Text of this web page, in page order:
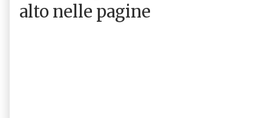
alto nelle pagine